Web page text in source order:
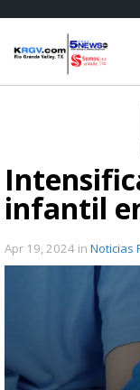
infantil
Apr 19, 2024 in Noticias